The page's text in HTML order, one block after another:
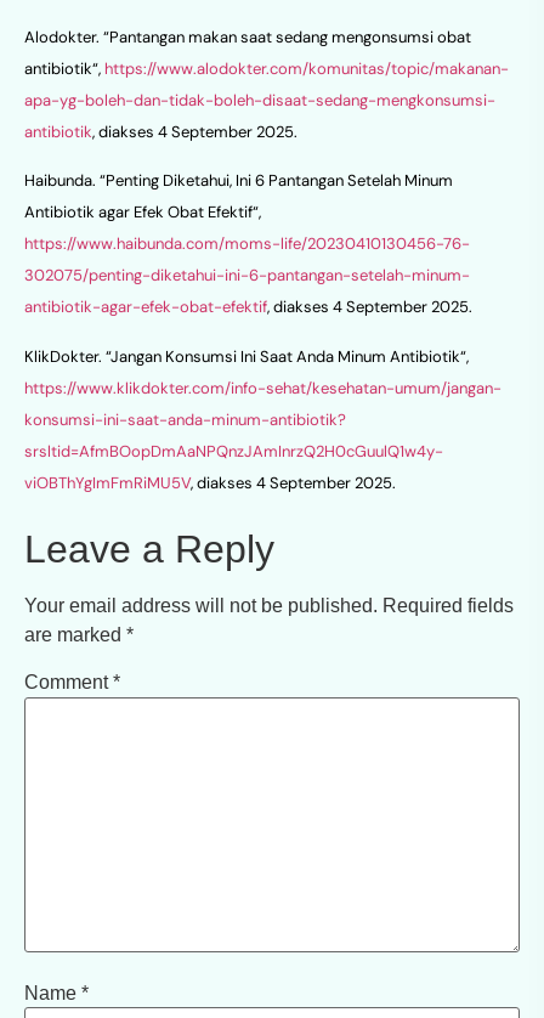
Alodokter. “Pantangan makan saat sedang mengonsumsi obat
antibiotik“, https://www.alodokter.com/komunitas/topic/makanan-
apa-yg-boleh-dan-tidak-boleh-disaat-sedang-mengkonsumsi-
antibiotik, diakses 4 September 2025.
Haibunda. “Penting Diketahui, Ini 6 Pantangan Setelah Minum
Antibiotik agar Efek Obat Efektif“,
https://www.haibunda.com/moms-life/20230410130456-76-
302075/penting-diketahui-ini-6-pantangan-setelah-minum-
antibiotik-agar-efek-obat-efektif, diakses 4 September 2025.
KlikDokter. “Jangan Konsumsi Ini Saat Anda Minum Antibiotik“,
https://www.klikdokter.com/info-sehat/kesehatan-umum/jangan-
konsumsi-ini-saat-anda-minum-antibiotik?
srsltid=AfmBOopDmAaNPQnzJAmInrzQ2H0cGuulQ1w4y-
viOBThYgImFmRiMU5V, diakses 4 September 2025.
Leave a Reply
Your email address will not be published. Required fields
are marked *
Comment*
Name *